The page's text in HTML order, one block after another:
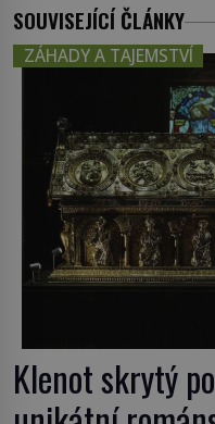
SOUVISEJÍCÍ ČLÁNKY
ZÁHADY A TAJEMSTVÍ
Klenot skrytý